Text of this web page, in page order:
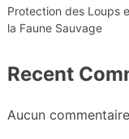
Protection des Loups
la Faune Sauvage
Recent
Aucun